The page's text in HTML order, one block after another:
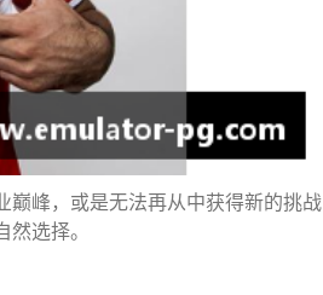
巅峰，或是无法再从中获得新的挑战
选择。